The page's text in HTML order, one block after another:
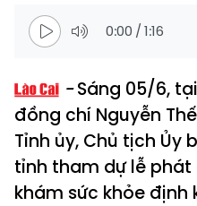
0:00 /1:16
Sáng 05/6,
đồng chí Nguyễn
Tỉnh ủy, Chủ tịch Ủy
tỉnh tham dự lễ phát
khám sức khỏe định